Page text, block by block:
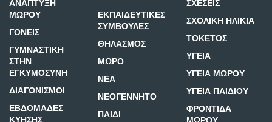
ΑΝΑΠΤΥΞΗ
ΜΩΡΟΥ
ΓΟΝΕΙΣ
ΓΥΜΝΑΣΤΙΚΗ
ΣΤΗΝ
ΕΓΚΥΜΟΣΥΝΗ
ΔΙΑΓΩΝΙΣΜΟΙ
ΕΒΔΟΜΑΔΕΣ
ΕΚΠΑΙΔΕΥΤΙΚΕΣ
ΣΥΜΒΟΥΛΕΣ
ΘΗΛΑΣΜΟΣ
ΜΩΡΟ
ΝΕΑ
ΝΕΟΓΕΝΝΗΤΟ
ΠΑΙΔΙ
ΣΧΕΣΕΙΣ
ΣΧΟΛΙΚΗ ΗΛΙΚΙΑ
ΤΟΚΕΤΟΣ
ΥΓΕΙΑ
ΥΓΕΙΑ ΜΩΡΟΥ
ΥΓΕΙΑ ΠΑΙΔΙΟΥ
ΦΡΟΝΤΙΔΑ